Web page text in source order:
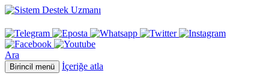
Ara
Birincil menü İçeriğe atla